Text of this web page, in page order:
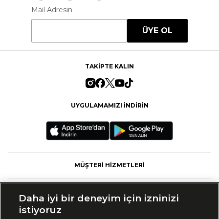
Mail Adresin
ÜYE OL
TAKİPTE KALIN
UYGULAMAMIZI İNDİRİN
MÜŞTERİ HİZMETLERİ
Daha iyi bir deneyim için izninizi
istiyoruz